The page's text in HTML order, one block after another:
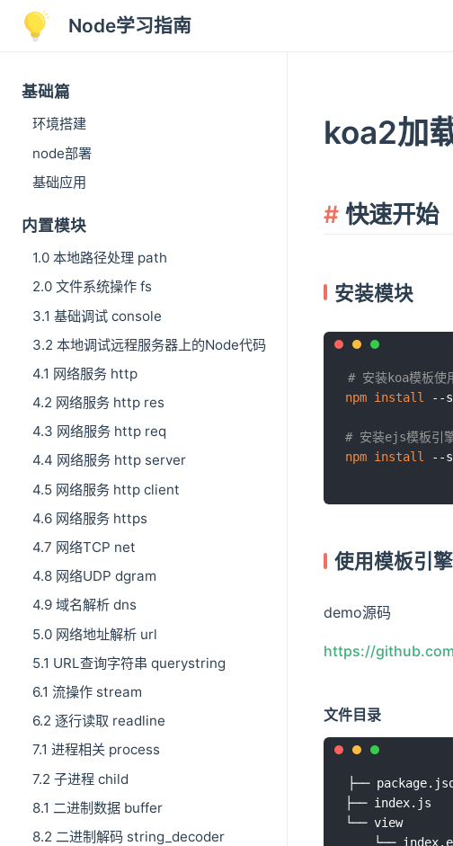
Node学习指南
基础篇
环境搭建
node部署
基础应用
内置模块
1.0 本地路径处理 path
2.0 文件系统操作 fs
3.1 基础调试 console
3.2 本地调试远程服务器上的Node代码
4.1 网络服务 http
4.2 网络服务 http res
4.3 网络服务 http req
4.4 网络服务 http server
4.5 网络服务 http client
4.6 网络服务 https
4.7 网络TCP net
4.8 网络UDP dgram
4.9 域名解析 dns
5.0 网络地址解析 url
5.1 URL查询字符串 querystring
6.1 流操作 stream
6.2 逐行读取 readline
7.1 进程相关 process
7.2 子进程 child
8.1 二进制数据 buffer
8.2 二进制解码 string_decoder
koa2加
快速开始
安装模块
# 安装koa模板使
npm install --
# 安装ejs模板引
npm install
使用模板引擎
demo源码
https://
文件目录
├──
├── index.js
└── view